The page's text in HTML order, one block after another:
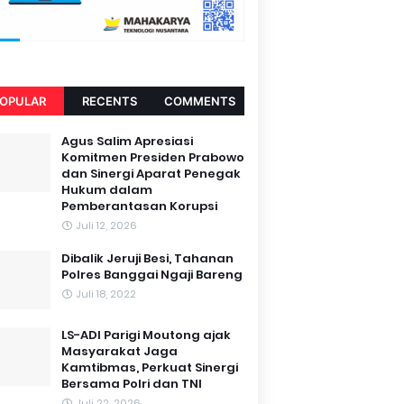
RECENTS COMMENTS
Agus Salim Apresiasi
Komitmen Presiden Prabowo
dan Sinergi Aparat Penegak
Hukum dalam
Pemberantasan Korupsi
Juli 12, 2026
Dibalik Jeruji Besi, Tahanan
Polres Banggai Ngaji Bareng
Juli 18, 2022
LS-ADI Parigi Moutong ajak
Masyarakat Jaga
Kamtibmas, Perkuat Sinergi
Bersama Polri dan TNI